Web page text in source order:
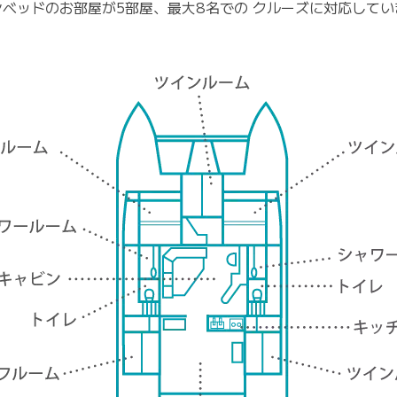
ッドのお部屋が5部屋、最大8名での クルーズに対応して